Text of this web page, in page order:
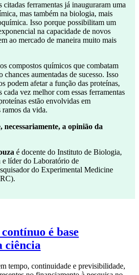
citadas ferramentas já inauguraram uma
mas também na biologia, mais
Isso porque possibilitam um
na capacidade de novos
ao mercado de maneira muito mais
compostos químicos que combatam
chances aumentadas de sucesso. Isso
podem afetar a função das proteínas,
cada vez melhor com essas ferramentas
estão envolvidas em
ramos da vida.
necessariamente, a opinião da
é docente do Instituto de Biologia,
e líder do Laboratório de
do Experimental Medicine
é base
ciência
tempo, continuidade e previsibilidade,